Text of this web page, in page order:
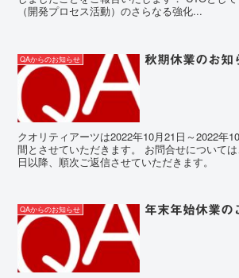
（開発プロセス活動）のさらなる強化...
QAからのお知らせ 秋期休業のお知
クオリティアーツは2022年10月21日～2022年
間とさせていただきます。 お問合せについて
日以降、順次ご返信させていただきます。
QAからのお知らせ 年末年始休業の